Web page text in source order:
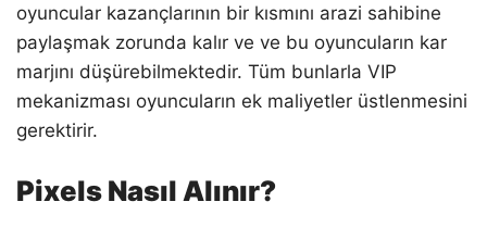
oyuncular kazançlarının bir kısmını arazi sahibine
paylaşmak zorunda kalır ve ve bu oyuncuların kar
marjını düşürebilmektedir. Tüm bunlarla VIP
mekanizması oyuncuların ek maliyetler üstlenmesini
gerektirir.
Pixels Nasıl Alınır?